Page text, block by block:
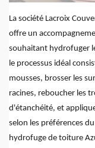
La société Lacroix
offre un
souhaitant hydrofuger
le processus idéal
mousses, brosser les
racines, reboucher les
d'étanchéité, et
selon les préférences
hydrofuge de toiture